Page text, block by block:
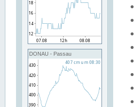
DONAU - Passau